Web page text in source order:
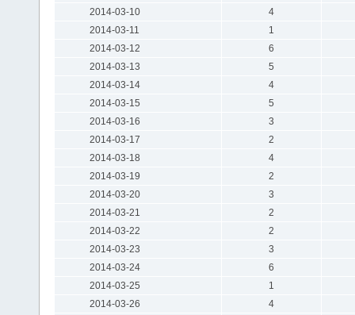
2014-03-10
4
2014-03-11
1
2014-03-12
6
2014-03-13
5
2014-03-14
4
2014-03-15
5
2014-03-16
3
2014-03-17
2
2014-03-18
4
2014-03-19
2
2014-03-20
3
2014-03-21
2
2014-03-22
2
2014-03-23
3
2014-03-24
6
2014-03-25
1
2014-03-26
4